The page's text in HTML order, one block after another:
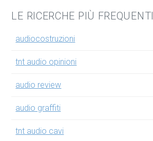
LE RICERCHE PIÙ FREQUENTI
audiocostruzioni
tnt audio opinioni
audio review
audio graffiti
tnt audio cavi